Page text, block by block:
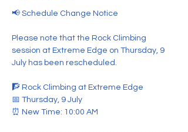
📢 Schedule Change Notice
Please note that the Rock Climbing
session at Extreme Edge on Thursday, 9
July has been rescheduled.
🧗 Rock Climbing at Extreme Edge
📅 Thursday, 9 July
⏰ New Time: 10:00 AM